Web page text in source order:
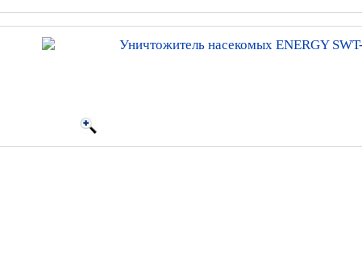
Уничтожитель насекомых ENERGY